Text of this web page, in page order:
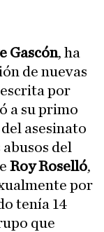
Gascón, ha
de nuevas
por
a su primo
asesinato
del
Roy Roselló,
por
tenía 14
que